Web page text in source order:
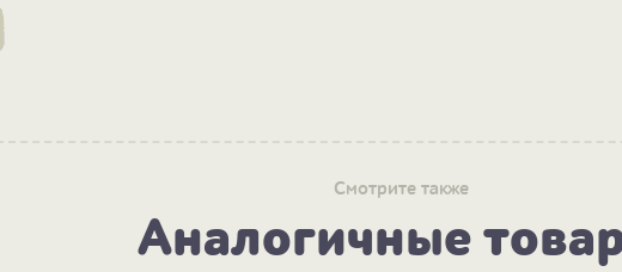
Смотрите также
Аналогичные